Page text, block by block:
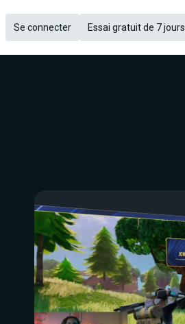
Se connecter Essai gratuit de 7 jours